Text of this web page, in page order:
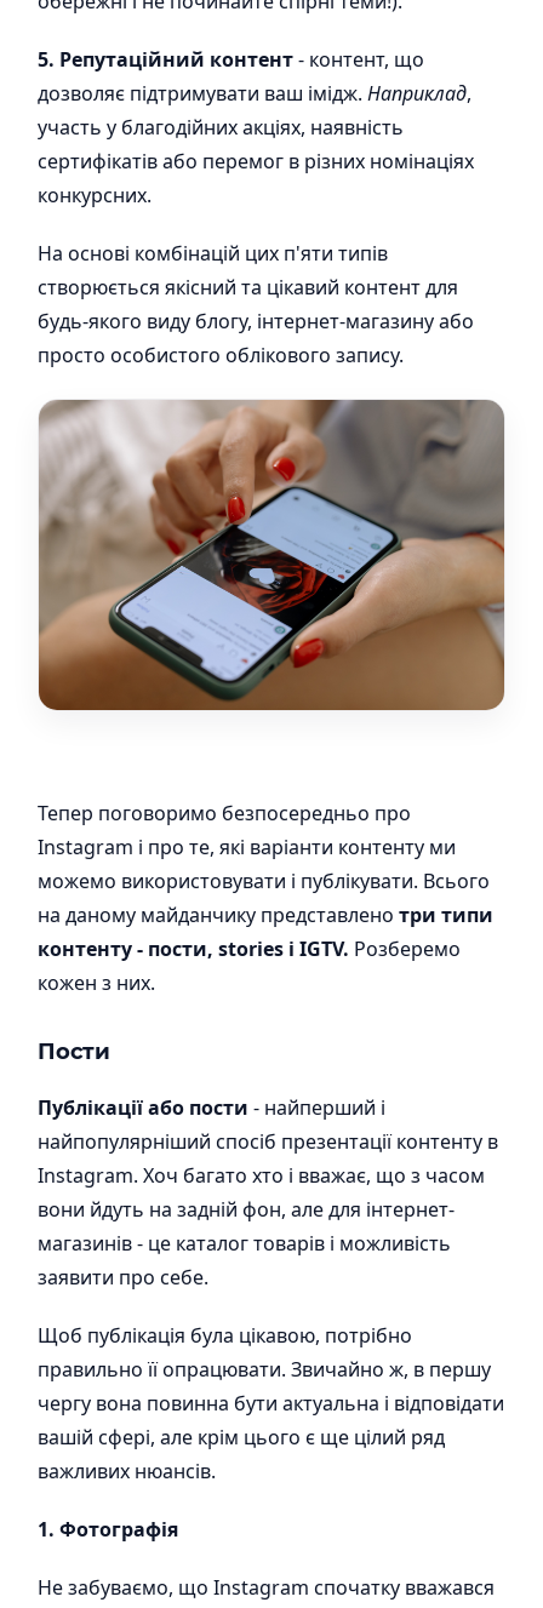
5. Репутаційний контент- контент, що
дозволяє підтримувати ваш імідж. Наприклад,
участь у благодійних акціях, наявність
сертифікатів або перемог в різних номінаціях
конкурсних.
На основі комбінацій цих п'яти типів
створюється якісний та цікавий контент для
будь-якого виду блогу, інтернет-магазину або
просто особистого облікового запису.
Тепер поговоримо безпосередньо про
Instagram і про те, які варіанти контенту ми
можемо використовувати і публікувати. Всього
на даному майданчику представлено три типи
контенту - пости, stories і IGTV. Розберемо
кожен з них.
Пости
Публікації або пости - найперший і
найпопулярніший спосіб презентації контенту в
Instagram. Хоч багато хто і вважає, що з часом
вони йдуть на задній фон, але для інтернет-
магазинів - це каталог товарів і можливість
заявити про себе.
Щоб публікація була цікавою, потрібно
правильно її опрацювати. Звичайно ж, в першу
чергу вона повинна бути актуальна і відповідати
вашій сфері, але крім цього є ще цілий ряд
важливих нюансів.
1. Фотографія
Не забуваємо, що Instagram спочатку вважався